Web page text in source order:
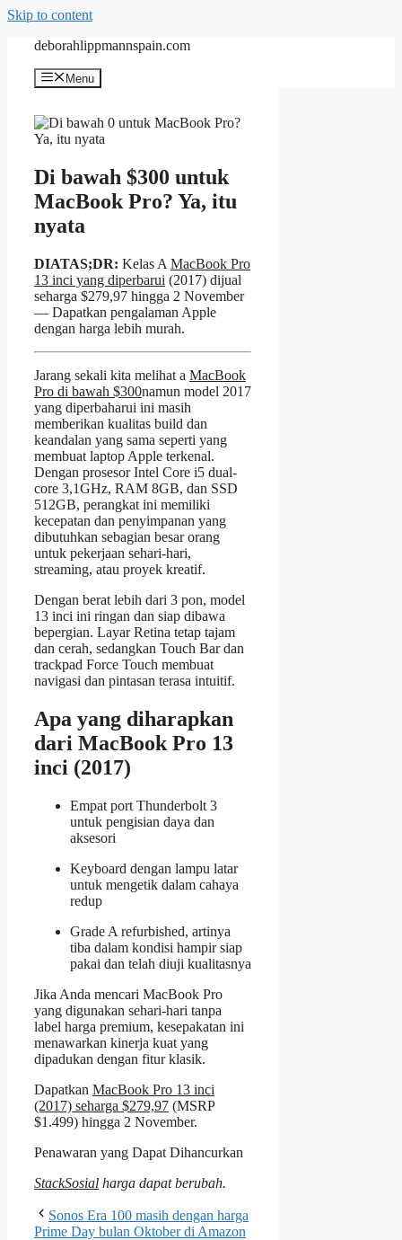
Skip to content
deborahlippmannspain.com
Menu
Di bawah $300 untuk
MacBook Pro? Ya, itu
nyata
DIATAS;DR: Kelas A MacBook Pro
13 inci yang diperbarui (2017) dijual
seharga $279,97 hingga 2 November
— Dapatkan pengalaman Apple
dengan harga lebih murah.
Jarang sekali kita melihat a MacBook
Pro di bawah $300namun model 2017
yang diperbaharui ini masih
memberikan kualitas build dan
keandalan yang sama seperti yang
membuat laptop Apple terkenal.
Dengan prosesor Intel Core i5 dual-
core 3,1GHz, RAM 8GB, dan SSD
512GB, perangkat ini memiliki
kecepatan dan penyimpanan yang
dibutuhkan sebagian besar orang
untuk pekerjaan sehari-hari,
streaming, atau proyek kreatif.
Dengan berat lebih dari 3 pon, model
13 inci ini ringan dan siap dibawa
bepergian. Layar Retina tetap tajam
dan cerah, sedangkan Touch Bar dan
trackpad Force Touch membuat
navigasi dan pintasan terasa intuitif.
Apa yang diharapkan
dari MacBook Pro 13
inci (2017)
Empat port Thunderbolt 3
untuk pengisian daya dan
aksesori
Keyboard dengan lampu latar
untuk mengetik dalam cahaya
redup
Grade A refurbished, artinya
tiba dalam kondisi hampir siap
pakai dan telah diuji kualitasnya
Jika Anda mencari MacBook Pro
yang digunakan sehari-hari tanpa
label harga premium, kesepakatan ini
menawarkan kinerja kuat yang
dipadukan dengan fitur klasik.
Dapatkan MacBook Pro 13 inci
(2017) seharga $279,97 (MSRP
$1.499) hingga 2 November.
Penawaran yang Dapat Dihancurkan
StackSosial harga dapat berubah.
Sonos Era 100 masih dengan harga
Prime Day bulan Oktober di Amazon